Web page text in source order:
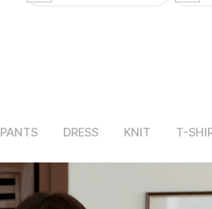
PANTS DRESS KNIT T-